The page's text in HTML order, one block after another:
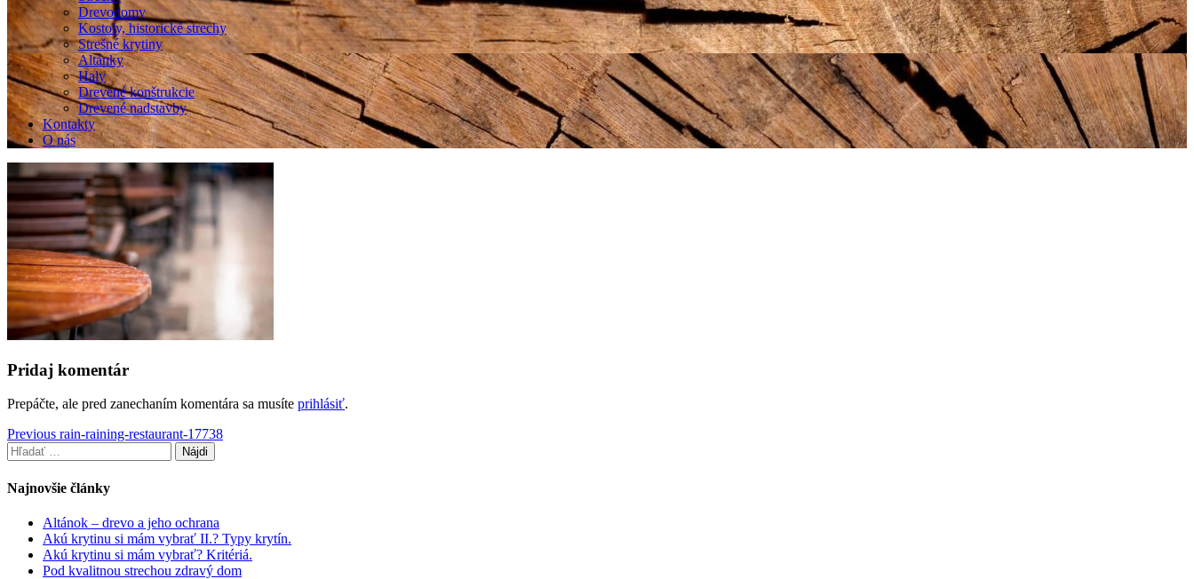
Drevodomy
Kostoly, historické strechy
Strešné krytiny
Altánky
Haly
Drevené konštrukcie
Drevené nadstavby
Kontakty
O nás
Pridaj komentár
Prepáčte, ale pred zanechaním komentára sa musíte prihlásiť.
Navigácia
v
článku
Previous Previous
rain-raining-restaurant-17738
Hľadať:
Najnovšie články
Altánok – drevo a jeho ochrana
Akú krytinu si mám vybrať II.? Typy krytín.
Akú krytinu si mám vybrať? Kritériá.
Pod kvalitnou strechou zdravý dom